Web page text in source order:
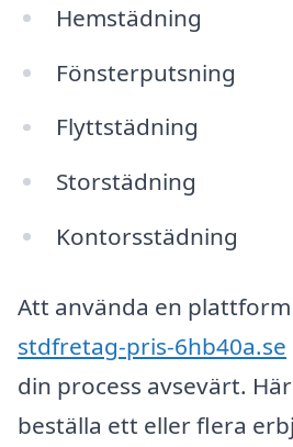
Hemstädning
Fönsterputsning
Flyttstädning
Storstädning
Kontorsstädning
Att använda en
stdfretag-pris-6hb40a.se
din process avsevärt.
beställa ett eller flera